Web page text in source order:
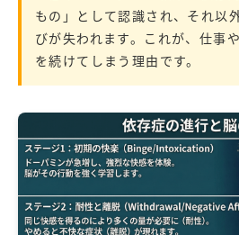
もの」として認識され、それ以
びが失われます。これが、仕事
を続けてしまう理由です。